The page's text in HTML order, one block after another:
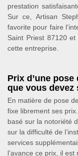
prestation
Sur ce, Artisan
favorite pour faire
Saint Priest 87120
cette entreprise.
Prix d’une
que vous devez
En matière de pose
fixe librement ses
basé sur la notoriété
sur la difficulté de
services
l’avance ce prix, il